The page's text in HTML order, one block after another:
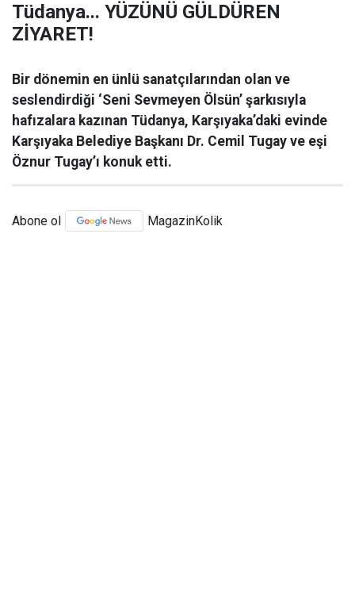
Tüdanya... YÜZÜNÜ GÜLDÜREN
ZİYARET!
Bir dönemin en ünlü sanatçılarından olan ve
seslendirdiği ‘Seni Sevmeyen Ölsün’ şarkısıyla
hafızalara kazınan Tüdanya, Karşıyaka’daki evinde
Karşıyaka Belediye Başkanı Dr. Cemil Tugay ve eşi
Öznur Tugay’ı konuk etti.
Abone ol MagazinKolik